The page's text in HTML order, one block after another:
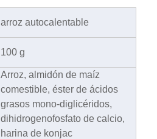
arroz autocalentable
100 g
Arroz, almidón de maíz
comestible, éster de ácidos
grasos mono-diglicéridos,
dihidrogenofosfato de calcio,
harina de konjac